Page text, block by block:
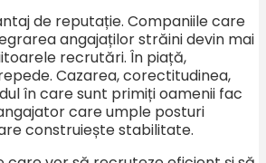
de reputație. Companiile care
angajaților străini devin mai
recrutări. În piață,
Cazarea, corectitudinea,
în care sunt primiți oamenii fac
care umple posturi
construiește stabilitate.